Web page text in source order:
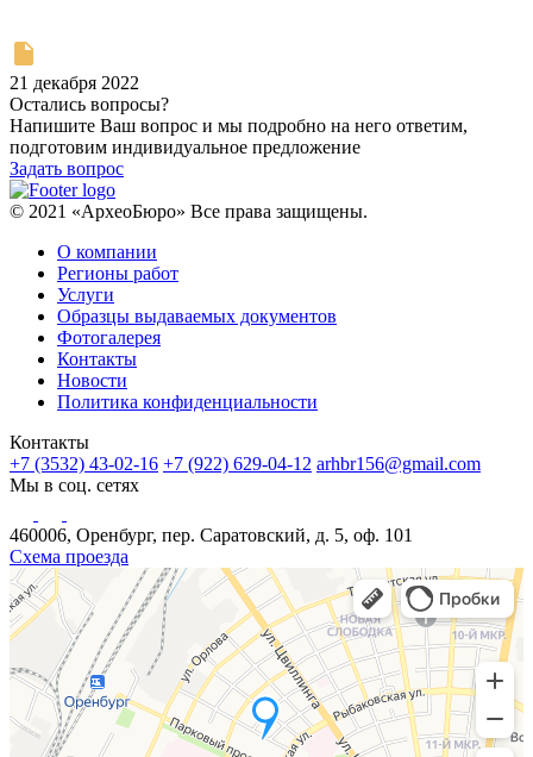
21 декабря 2022
Остались вопросы?
Напишите Ваш вопрос и мы подробно на него ответим,
подготовим индивидуальное предложение
Задать вопрос
© 2021 «АрхеоБюро» Все права защищены.
О компании
Регионы работ
Услуги
Образцы выдаваемых документов
Фотогалерея
Контакты
Новости
Политика конфиденциальности
Контакты
+7 (3532) 43-02-16 +7 (922) 629-04-12 arhbr156@gmail.com
Мы в соц. сетях
460006, Оренбург, пер. Саратовский, д. 5, оф. 101
Схема проезда